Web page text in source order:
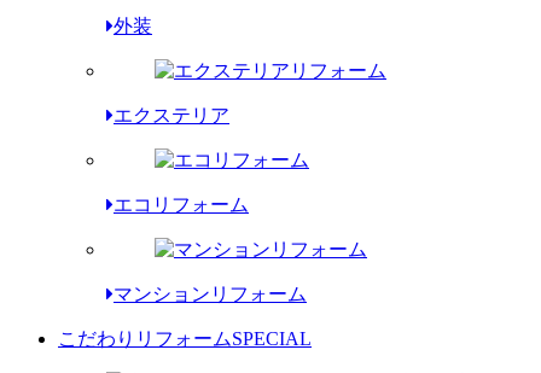
外装
エクステリア
エコリフォーム
マンションリフォーム
こだわりリフォームSPECIAL